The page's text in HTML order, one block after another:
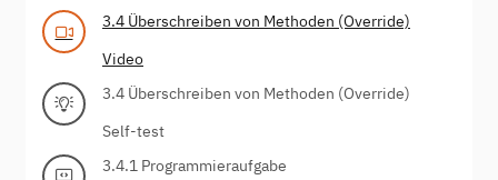
3.4 Überschreiben von Methoden (Override)
Video
3.4 Überschreiben von Methoden (Override)
Self-test
3.4.1 Programmieraufgabe